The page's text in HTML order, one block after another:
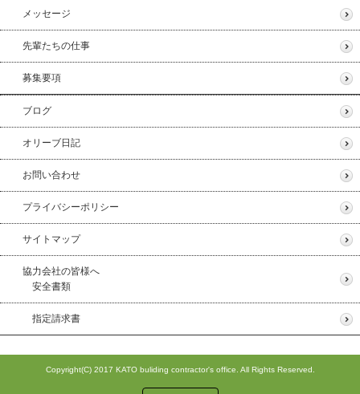
メッセージ
先輩たちの仕事
募集要項
ブログ
オリーブ日記
お問い合わせ
プライバシーポリシー
サイトマップ
協力会社の皆様へ
安全書類
指定請求書
Copyright(C) 2017 KATO buliding contractor's office. All Rights Reserved.